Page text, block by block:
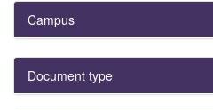
Campus
Document type